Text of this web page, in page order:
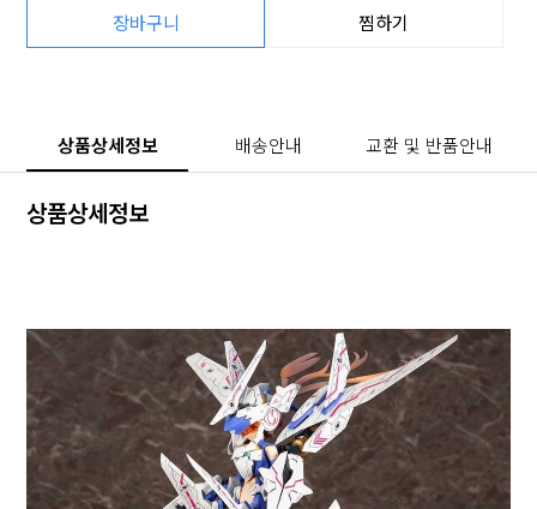
장바구니 찜하기
상품상세정보 배송안내 교환 및 반품안내
상품상세정보